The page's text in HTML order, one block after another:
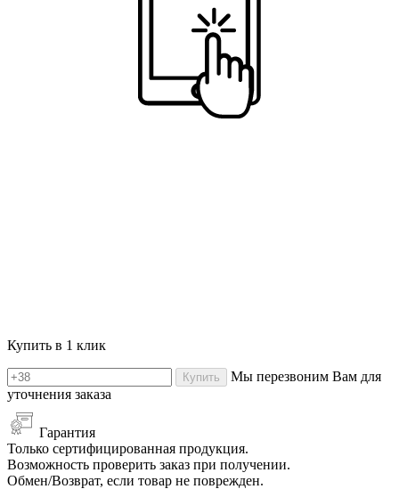
Купить в 1 клик
Купить
Мы перезвоним Вам для
уточнения заказа
Гарантия
Только сертифицированная продукция.
Возможность проверить заказ при получении.
Обмен/Возврат, если товар не поврежден.